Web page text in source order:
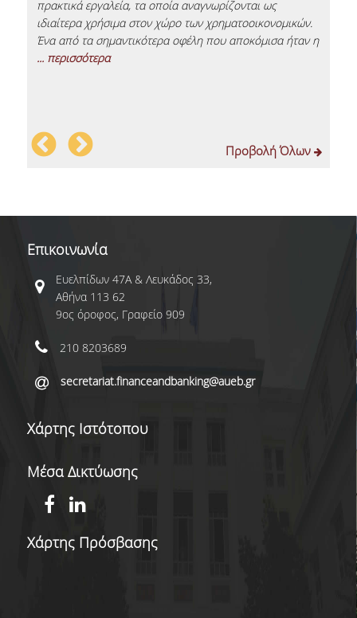
LINKEDIN
FACEBOOK
ΒΙΒΛΙΟΘΗΚΗ
ΑΘΛΗΤΙΚΕΣ ΔΡΑΣΤΗΡΙΟΤΗΤΕΣ
ΥΓΕΙΟΝΟΜΙΚΗ ΠΕΡΙΘΑΛΨΗ
πρακτικά εργαλεία, τα οποία αναγνωρίζονται ως
ιδιαίτερα χρήσιμα στον χώρο των χρηματοοικονομικών.
Ένα από τα σημαντικότερα οφέλη που αποκόμισα ήταν η
... περισσότερα
Προβολή Όλων
Επικοινωνία
Ευελπίδων 47Α & Λευκάδος 33,
Αθήνα 113 62
9ος όροφος, Γραφείο 909
210 8203689
secretariat.financeandbanking@aueb.gr
Χάρτης Ιστότοπου
Μέσα Δικτύωσης
Χάρτης Πρόσβασης